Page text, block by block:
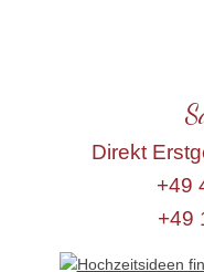
Direkt
+49
+49